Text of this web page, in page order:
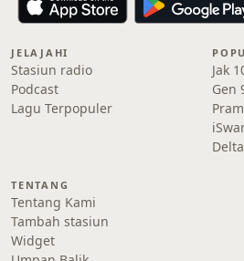
JELAJAHI
Stasiun radio
Podcast
Lagu Terpopuler
Jak
Gen
TENTANG
Tentang Kami
Tambah stasiun
Widget